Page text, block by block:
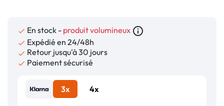
 En stock - produit volumineux info_outline
 Expédié en 24/48h
 Retour jusqu'à 30 jours
 Paiement sécurisé
3x 4x